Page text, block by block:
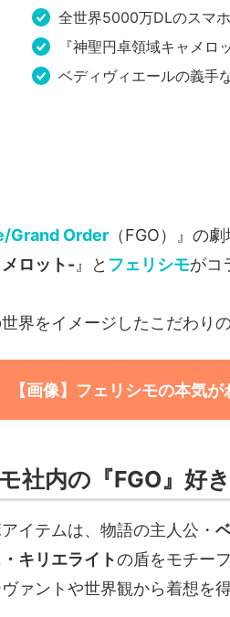
全世界5000万DLのスマ
『神聖円卓領域キャメロ
ベディヴィエールの義手
Grand Order （FGO）』の
ロット- 』と フェリシモがコ
界をイメージしたこだわり
【画像】フェリシモの本気
社内の『FGO』好
イテムは、物語の主人公・
キリエライトの盾をモチー
ァントや世界観から着想を